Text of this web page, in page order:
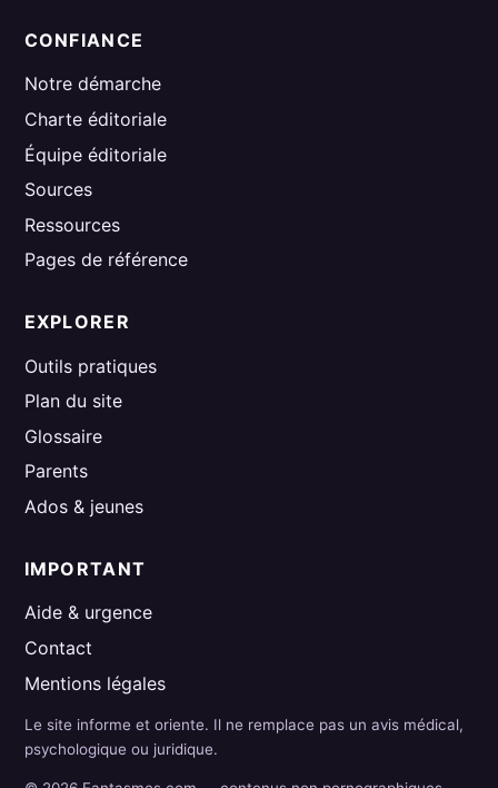
CONFIANCE
Notre démarche
Charte éditoriale
Équipe éditoriale
Sources
Ressources
Pages de référence
EXPLORER
Outils pratiques
Plan du site
Glossaire
Parents
Ados & jeunes
IMPORTANT
Aide & urgence
Contact
Mentions légales
Le site informe et oriente. Il ne remplace pas un avis médical,
psychologique ou juridique.